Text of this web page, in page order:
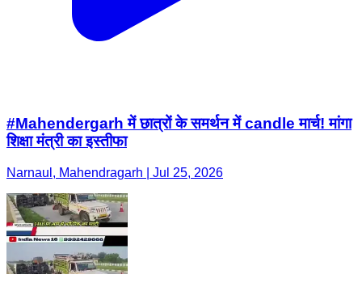
#Mahendergarh में छात्रों के समर्थन में candle मार्च! मांगा
शिक्षा मंत्री का इस्तीफा
Narnaul, Mahendragarh | Jul 25, 2026